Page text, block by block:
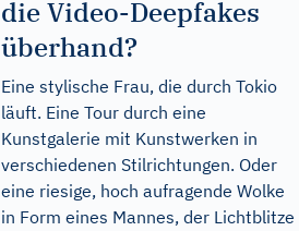
die Video-Deepfakes
überhand?
Eine stylische Frau, die durch Tokio
läuft. Eine Tour durch eine
Kunstgalerie mit Kunstwerken in
verschiedenen Stilrichtungen. Oder
eine riesige, hoch aufragende Wolke
in Form eines Mannes, der Lichtblitze